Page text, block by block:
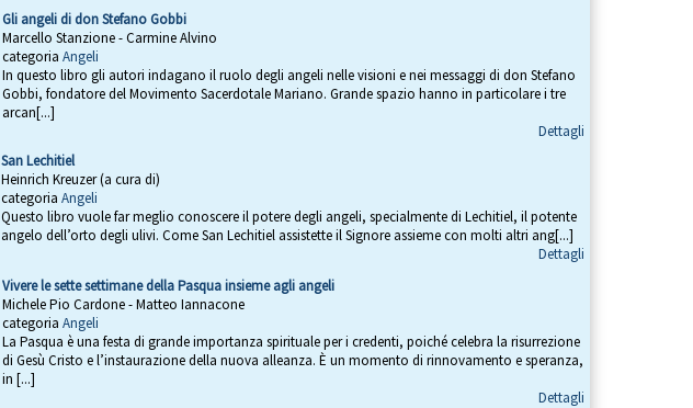
Gli angeli di don Stefano Gobbi
Marcello Stanzione - Carmine Alvino
categoria Angeli
In questo libro gli autori indagano il ruolo degli angeli nelle visioni e nei messaggi di don Stefano
Gobbi, fondatore del Movimento Sacerdotale Mariano. Grande spazio hanno in particolare i tre
arcan[...]
Dettagli
San Lechitiel
Heinrich Kreuzer (a cura di)
categoria Angeli
Questo libro vuole far meglio conoscere il potere degli angeli, specialmente di Lechitiel, il potente
angelo dell’orto degli ulivi. Come San Lechitiel assistette il Signore assieme con molti altri ang[...]
Dettagli
Vivere le sette settimane della Pasqua insieme agli angeli
Michele Pio Cardone - Matteo Iannacone
categoria Angeli
La Pasqua è una festa di grande importanza spirituale per i credenti, poiché celebra la risurrezione
di Gesù Cristo e l’instaurazione della nuova alleanza. È un momento di rinnovamento e speranza,
in [...]
Dettagli